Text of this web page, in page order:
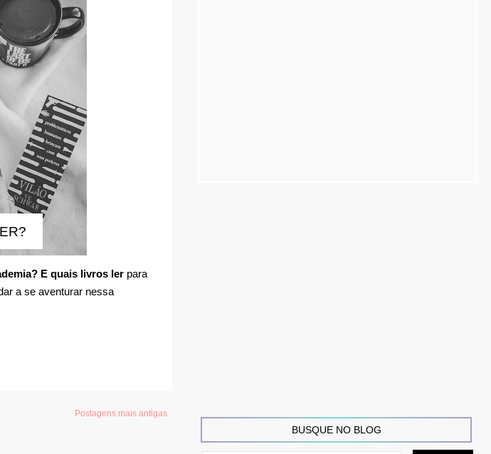
E quais livros ler para
a se aventurar nessa
Postagens mais antigas
BUSQUE NO BLOG